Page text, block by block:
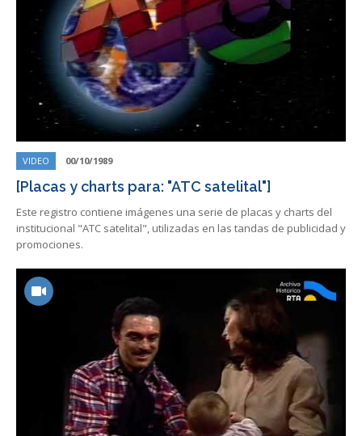
VIDEO 00/10/1989
[Placas y charts para: "ATC satelital"]
Este registro contiene imágenes una serie de placas y charts del
institucional "ATC satelital", utilizadas en las tandas de publicidad y
promociones.